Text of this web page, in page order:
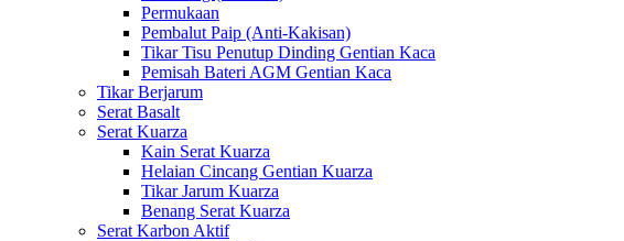
Permukaan
Pembalut Paip (Anti-Kakisan)
Tikar Tisu Penutup Dinding Gentian Kaca
Pemisah Bateri AGM Gentian Kaca
Tikar Berjarum
Serat Basalt
Serat Kuarza
Kain Serat Kuarza
Helaian Cincang Gentian Kuarza
Tikar Jarum Kuarza
Benang Serat Kuarza
Serat Karbon Aktif